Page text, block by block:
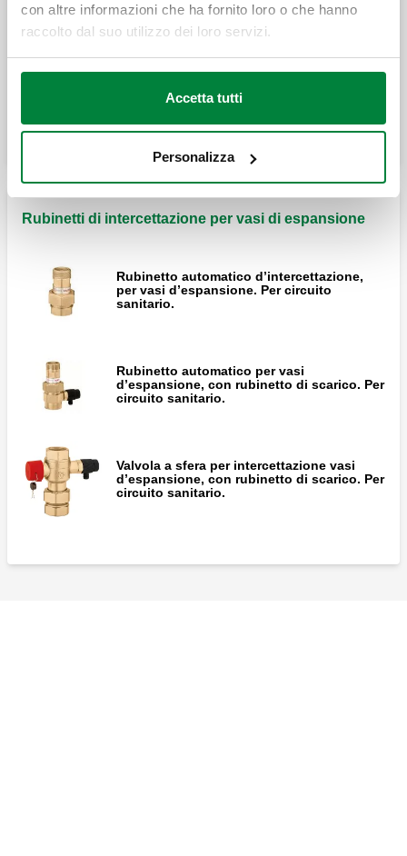
con altre informazioni che ha fornito loro o che hanno
raccolto dal suo utilizzo dei loro servizi.
Accetta tutti
Personalizza
Vaso d’espansione saldato, per impianti
Rubinetti di intercettazione per vasi di espansione
Rubinetto automatico d’intercettazione,
per vasi d’espansione. Per circuito
sanitario.
Rubinetto automatico per vasi
d’espansione, con rubinetto di scarico. Per
circuito sanitario.
Valvola a sfera per intercettazione vasi
d’espansione, con rubinetto di scarico. Per
circuito sanitario.